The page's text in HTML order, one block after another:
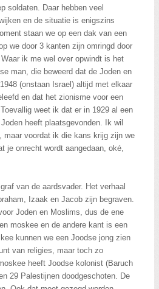
soldaten. Daar hebben veel
en de situatie is enigszins
staan we op een dak van een
we door 3 kanten zijn omringd door
ik me wel over opwindt is het
man, die beweerd dat de Joden en
(onstaan Israel) altijd met elkaar
en dat het zionisme voor een
weet ik dat er in 1929 al een
heeft plaatsgevonden. Ik wil
maar voordat ik die kans krijg zijn we
je onrecht wordt aangedaan, oké,
van de aardsvader. Het verhaal
Izaak en Jacob zijn begraven.
Joden en Moslims, dus de ene
moskee en de andere kant is een
kunnen we een Joodse jong zien
van religies, maar toch zo
heeft Joodse kolonist (Baruch
29 Palestijnen doodgeschoten. De